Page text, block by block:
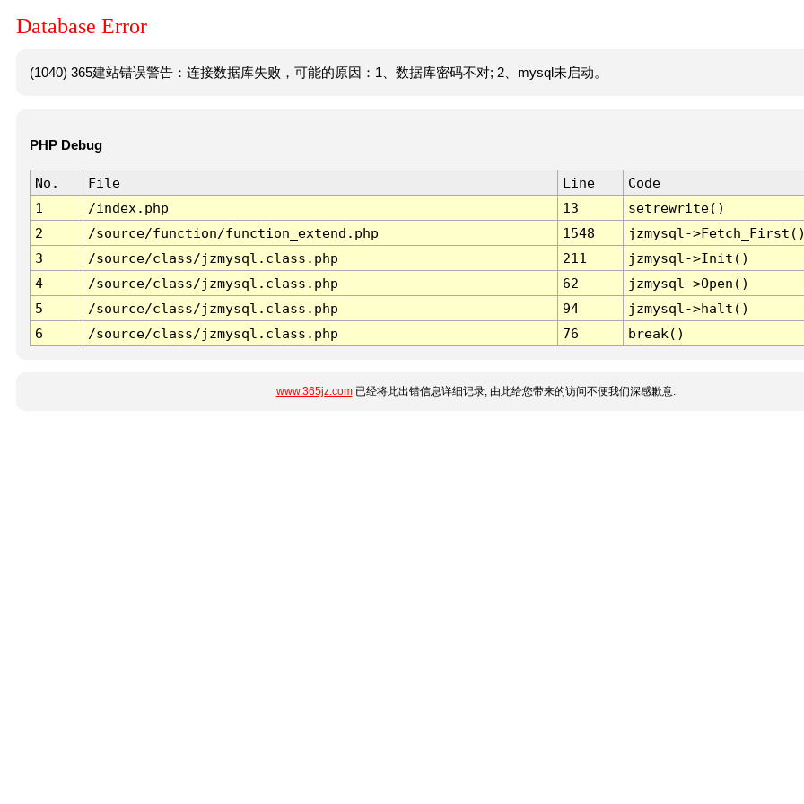
Database Error
(1040) 365建站错误警告：连接数据库失败，可能的原因：1、数据库密码不对; 2、mysql未启动。
PHP Debug
No. File Line
Code
1
/index.php 13
setrewrite()
2
/source/function/function_extend.php 1548
jzmysql-
3
/source/class/jzmysql.class.php 211
jzmysql->Init()
4
/source/class/jzmysql.class.php 62
jzmysql->Open()
5
/source/class/jzmysql.class.php 94
jzmysql->halt()
6
/source/class/jzmysql.class.php 76 break()
www.365jz.com已经将此出错信息详细记录, 由此给您带来的访问不便我们深感歉意.